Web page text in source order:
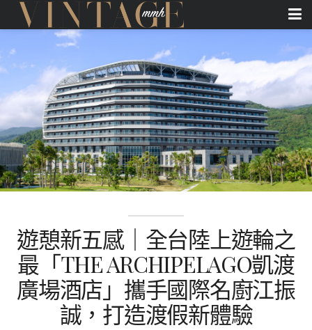
遊憩新五感｜全台陸上遊輪之
最「THE ARCHIPELAGO凱渡
廣場酒店」攜手國際名廚江振
誠，打造渡假新體驗